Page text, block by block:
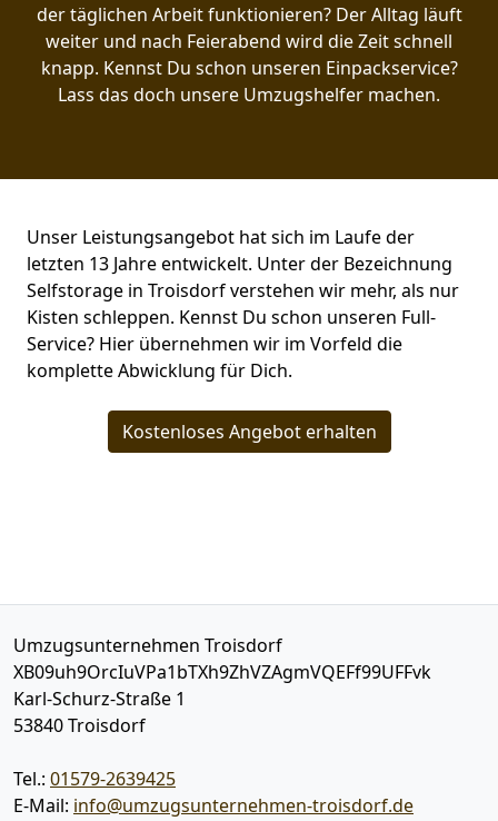
der täglichen Arbeit funktionieren? Der Alltag läuft
weiter und nach Feierabend wird die Zeit schnell
knapp. Kennst Du schon unseren Einpackservice?
Lass das doch unsere Umzugshelfer machen.
Unser Leistungsangebot hat sich im Laufe der
letzten 13 Jahre entwickelt. Unter der Bezeichnung
Selfstorage in Troisdorf verstehen wir mehr, als nur
Kisten schleppen. Kennst Du schon unseren Full-
Service? Hier übernehmen wir im Vorfeld die
komplette Abwicklung für Dich.
Kostenloses Angebot erhalten
Umzugsunternehmen Troisdorf
XB09uh9OrcIuVPa1bTXh9ZhVZAgmVQEFf99UFFvk
Karl-Schurz-Straße 1
53840Troisdorf
Tel.: 01579-2639425
E-Mail: info@umzugsunternehmen-troisdorf.de